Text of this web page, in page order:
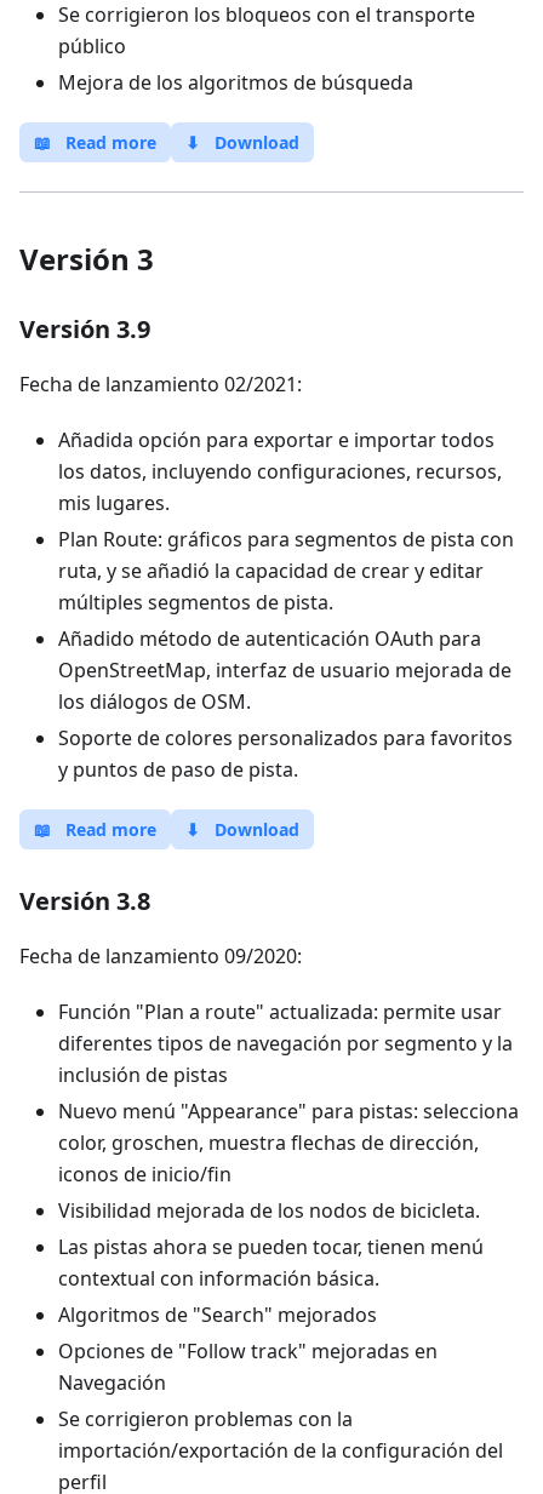
Se corrigieron los bloqueos con el transporte
público
Mejora de los algoritmos de búsqueda
📖 Read more ⬇ Download
Versión 3
Versión 3.9
Fecha de lanzamiento 02/2021:
Añadida opción para exportar e importar todos
los datos, incluyendo configuraciones, recursos,
mis lugares.
Plan Route: gráficos para segmentos de pista con
ruta, y se añadió la capacidad de crear y editar
múltiples segmentos de pista.
Añadido método de autenticación OAuth para
OpenStreetMap, interfaz de usuario mejorada de
los diálogos de OSM.
Soporte de colores personalizados para favoritos
y puntos de paso de pista.
📖 Read more ⬇ Download
Versión 3.8
Fecha de lanzamiento 09/2020:
Función "Plan a route" actualizada: permite usar
diferentes tipos de navegación por segmento y la
inclusión de pistas
Nuevo menú "Appearance" para pistas: selecciona
color, groschen, muestra flechas de dirección,
iconos de inicio/fin
Visibilidad mejorada de los nodos de bicicleta.
Las pistas ahora se pueden tocar, tienen menú
contextual con información básica.
Algoritmos de "Search" mejorados
Opciones de "Follow track" mejoradas en
Navegación
Se corrigieron problemas con la
importación/exportación de la configuración del
perfil